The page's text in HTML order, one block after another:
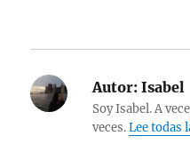
Autor: Isabel
Soy Isabel. A
veces.Lee todas